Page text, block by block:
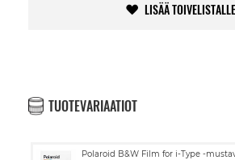
LISÄÄ TOIVELISTALLE
TUOTEVARIAATIOT
Polaroid B&W Film for i-Type -